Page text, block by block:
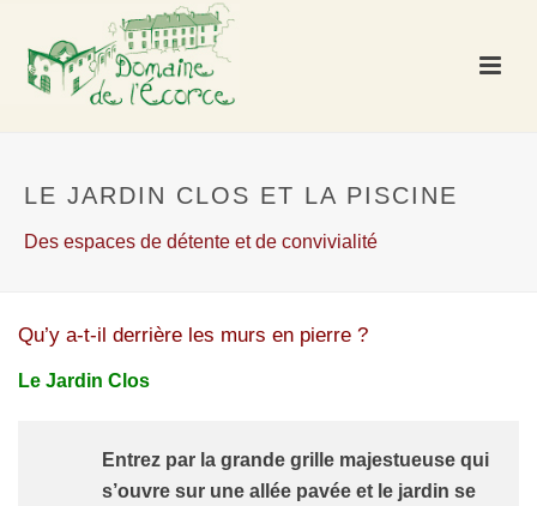
LE JARDIN CLOS ET LA PISCINE
Des espaces de détente et de convivialité
Qu’y a-t-il derrière les murs en pierre ?
Le Jardin Clos
Entrez par la grande grille majestueuse qui
s’ouvre sur une allée pavée et le jardin se